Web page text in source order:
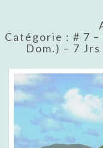
Catégorie : # 7 –
Dom.) – 7